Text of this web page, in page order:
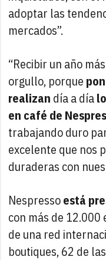
adoptar las
mercados”.
“Recibir un año
orgullo, porque
realizan día a día
en café de
trabajando duro
excelente que nos
duraderas con
Nespressoestá
con más de
de una red
boutiques, 62 de